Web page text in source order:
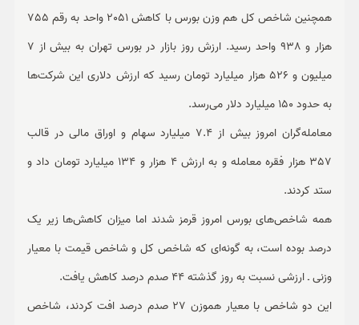
همچنین شاخص کل هم وزن بورس با کاهش 2051 واحد به رقم 755
هزار و 938 واحد رسید. ارزش روز بازار در بورس تهران به بیش از 7
میلیون و 526 هزار میلیارد تومان رسید که ارزش دلاری این شرکت‌ها
به حدود 150 میلیارد دلار می‌رسد.
معامله‌گران امروز بیش از 7.4 میلیارد سهام و اوراق مالی در قالب
357 هزار فقره معامله و به ارزش 4 هزار و 134 میلیارد تومان داد و
ستد کردند.
همه شاخص‌‌های بورس امروز قرمز شدند اما میزان کاهش‌ها زیر یک
درصد بوده است، به گونه‌ای که شاخص کل و شاخص قیمت با معیار
وزنی ـ ارزشی نسبت به روز گذشته 44 صدم درصد کاهش یافت.
این دو شاخص با معیار هموزن 27 صدم درصد افت کردند، شاخص